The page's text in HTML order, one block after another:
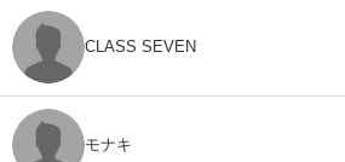
CLASS SEVEN
モナキ